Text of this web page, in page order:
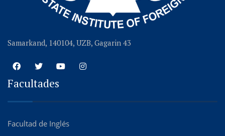
Samarkand, 140104, UZB, Gagarin 43
Facultades
Facultad de Inglés